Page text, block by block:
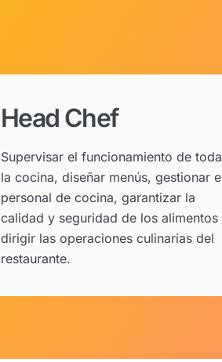
Head Chef
Supervisar el funcionamiento de toda
la cocina, diseñar menús, gestionar
personal de cocina, garantizar la
calidad y seguridad de los alimentos
dirigir las operaciones culinarias del
restaurante.